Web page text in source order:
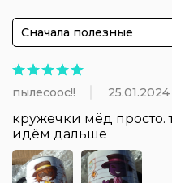
Сначала полезные
пылесоос!! 25.01.2024
кружечки мёд просто.
идём дальше